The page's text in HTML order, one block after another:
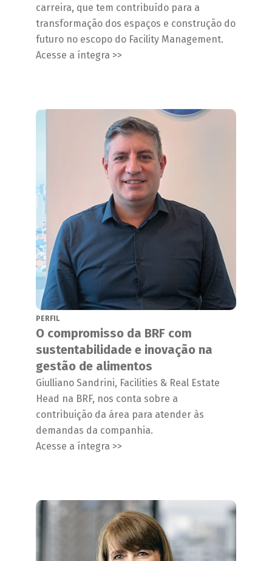
carreira, que tem contribuído para a
transformação dos espaços e construção do
futuro no escopo do Facility Management.
Acesse a íntegra >>
PERFIL
O compromisso da BRF com
sustentabilidade e inovação na
gestão de alimentos
Giulliano Sandrini, Facilities & Real Estate
Head na BRF, nos conta sobre a
contribuição da área para atender às
demandas da companhia.
Acesse a íntegra >>